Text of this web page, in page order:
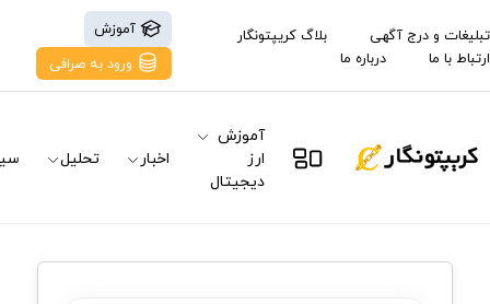
تبلیغات و درج آگهی
بلاگ کریپتونگار
ارتباط با ما
درباره ما
آموزش
ورود به صرافی
آموزش
ارز
دیجیتال
اخبار تحلیل